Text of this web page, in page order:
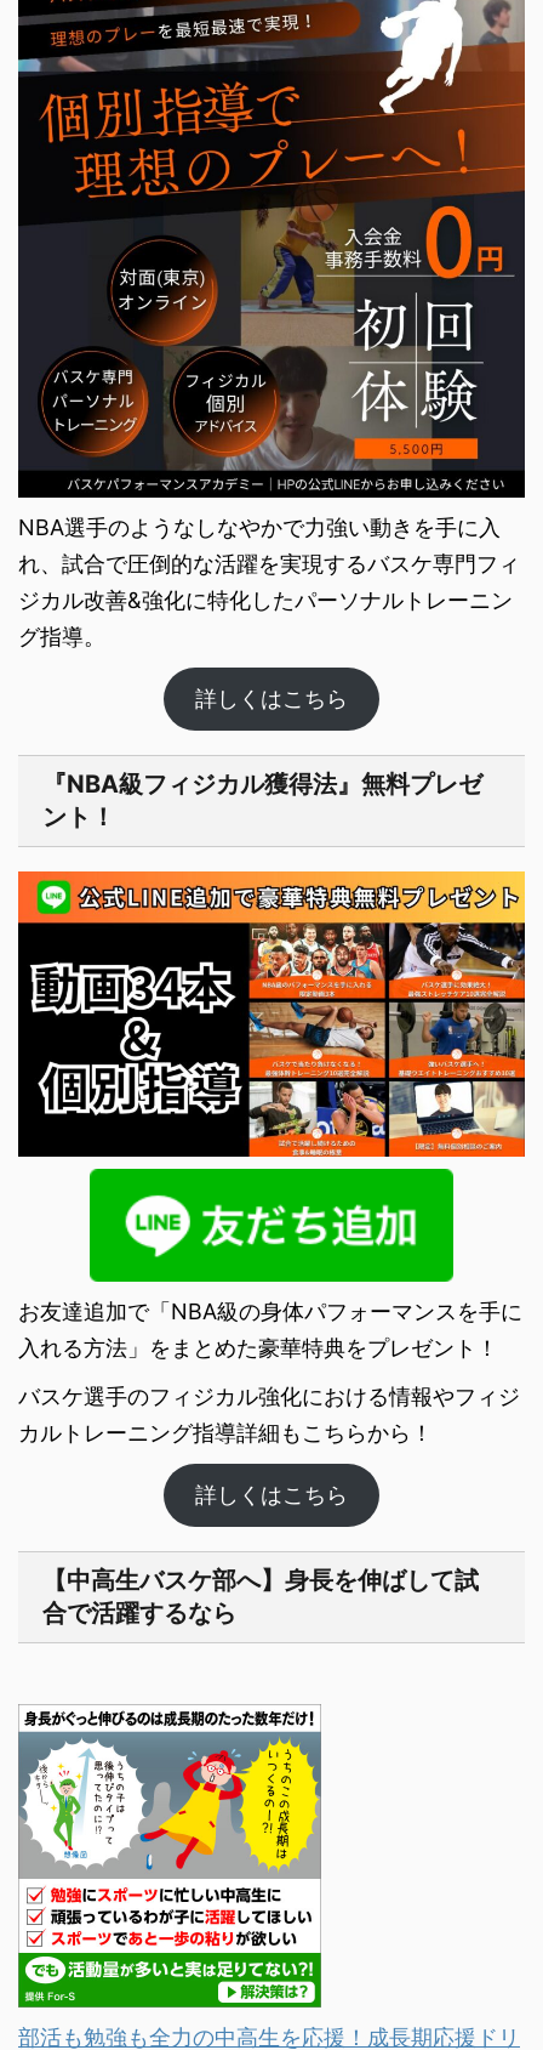
NBA選手のようなしなやかで力強い動きを手に入
れ、試合で圧倒的な活躍を実現するバスケ専門フィ
ジカル改善&強化に特化したパーソナルト​レーニン
グ指導。
詳しくはこちら
『NBA級フィジカル獲得法』無料プレゼ
ント！
お友達追加で「NBA級の身体パフォーマンスを手に
入れる方法」をまとめた豪華特典をプレゼント！
バスケ選手のフィジカル強化における情報やフィジ
カルトレーニング指導詳細もこちらから！
詳しくはこちら
【中高生バスケ部へ】身長を伸ばして試
合で活躍するなら
部活も勉強も全力の中高生を応援！成長期応援ドリ